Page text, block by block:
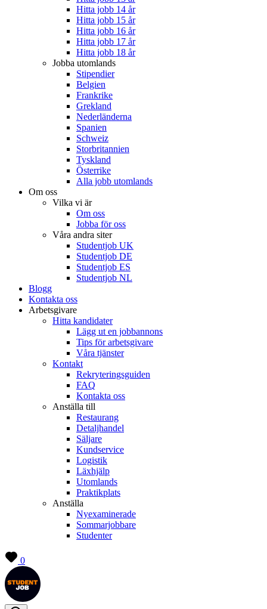
Hitta jobb 14 år
Hitta jobb 15 år
Hitta jobb 16 år
Hitta jobb 17 år
Hitta jobb 18 år
Jobba utomlands
Stipendier
Belgien
Frankrike
Grekland
Nederländerna
Spanien
Schweiz
Storbritannien
Tyskland
Österrike
Alla jobb utomlands
Om oss
Vilka vi är
Om oss
Jobba för oss
Våra andra siter
Studentjob UK
Studentjob DE
Studentjob ES
Studentjob NL
Blogg
Kontakta oss
Arbetsgivare
Hitta kandidater
Lägg ut en jobbannons
Tips för arbetsgivare
Våra tjänster
Kontakt
Rekryteringsguiden
FAQ
Kontakta oss
Anställa till
Restaurang
Detaljhandel
Säljare
Kundservice
Logistik
Läxhjälp
Utomlands
Praktikplats
Anställa
Nyexaminerade
Sommarjobbare
Studenter
0